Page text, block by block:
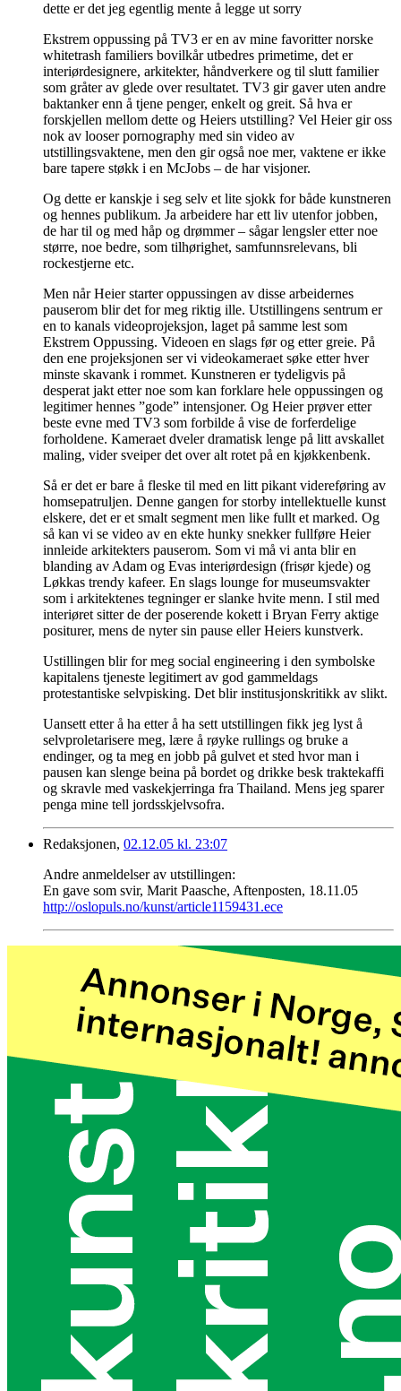
dette er det jeg egentlig mente å legge ut sorry
Ekstrem oppussing på TV3 er en av mine favoritter norske
whitetrash familiers bovilkår utbedres primetime, det er
interiørdesignere, arkitekter, håndverkere og til slutt familier
som gråter av glede over resultatet. TV3 gir gaver uten andre
baktanker enn å tjene penger, enkelt og greit. Så hva er
forskjellen mellom dette og Heiers utstilling? Vel Heier gir oss
nok av looser pornography med sin video av
utstillingsvaktene, men den gir også noe mer, vaktene er ikke
bare tapere støkk i en McJobs – de har visjoner.
Og dette er kanskje i seg selv et lite sjokk for både kunstneren
og hennes publikum. Ja arbeidere har ett liv utenfor jobben,
de har til og med håp og drømmer – sågar lengsler etter noe
større, noe bedre, som tilhørighet, samfunnsrelevans, bli
rockestjerne etc.
Men når Heier starter oppussingen av disse arbeidernes
pauserom blir det for meg riktig ille. Utstillingens sentrum er
en to kanals videoprojeksjon, laget på samme lest som
Ekstrem Oppussing. Videoen en slags før og etter greie. På
den ene projeksjonen ser vi videokameraet søke etter hver
minste skavank i rommet. Kunstneren er tydeligvis på
desperat jakt etter noe som kan forklare hele oppussingen og
legitimer hennes ”gode” intensjoner. Og Heier prøver etter
beste evne med TV3 som forbilde å vise de forferdelige
forholdene. Kameraet dveler dramatisk lenge på litt avskallet
maling, vider sveiper det over alt rotet på en kjøkkenbenk.
Så er det er bare å fleske til med en litt pikant videreføring av
homsepatruljen. Denne gangen for storby intellektuelle kunst
elskere, det er et smalt segment men like fullt et marked. Og
så kan vi se video av en ekte hunky snekker fullføre Heier
innleide arkitekters pauserom. Som vi må vi anta blir en
blanding av Adam og Evas interiørdesign (frisør kjede) og
Løkkas trendy kafeer. En slags lounge for museumsvakter
som i arkitektenes tegninger er slanke hvite menn. I stil med
interiøret sitter de der poserende kokett i Bryan Ferry aktige
positurer, mens de nyter sin pause eller Heiers kunstverk.
Ustillingen blir for meg social engineering i den symbolske
kapitalens tjeneste legitimert av god gammeldags
protestantiske selvpisking. Det blir institusjonskritikk av slikt.
Uansett etter å ha etter å ha sett utstillingen fikk jeg lyst å
selvproletarisere meg, lære å røyke rullings og bruke a
endinger, og ta meg en jobb på gulvet et sted hvor man i
pausen kan slenge beina på bordet og drikke besk traktekaffi
og skravle med vaskekjerringa fra Thailand. Mens jeg sparer
penga mine tell jordsskjelvsofra.
Redaksjonen, 02.12.05 kl. 23:07
Andre anmeldelser av utstillingen:
En gave som svir, Marit Paasche, Aftenposten, 18.11.05
http://oslopuls.no/kunst/article1159431.ece